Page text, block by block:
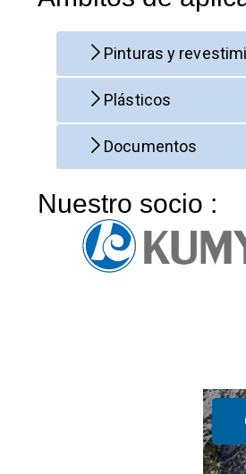
Pinturas y
Plásticos
Documentos
Nuestro socio :